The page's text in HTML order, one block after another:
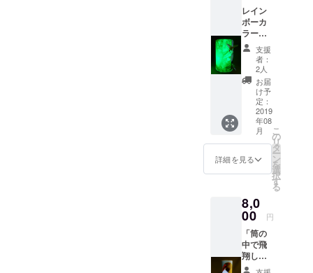
ワイ
ト」
「オレ
ンジ」
「レッ
ド」
「グ
リー
ン」が
ありま
す。
オリ筒
ランタ
ンの絵
を選ん
でくだ
レイン
ボーカ
ラー輝
くオリ
筒ラン
タン 七
色に変
化する
光源の
かもし
出す雰
囲気を
お楽し
みくだ
さい。
法 ：
直径７
cm 高さ
１１cm
（オ
リ筒ラ
ンタン
支援
者：
2人
お届
け予
定：
2019
年08
月
詳細を見る
こ
の
リ
タ
ー
ン
を
選
択
す
る
8,0
00 円
「筒の
中で飛
翔して
いるが